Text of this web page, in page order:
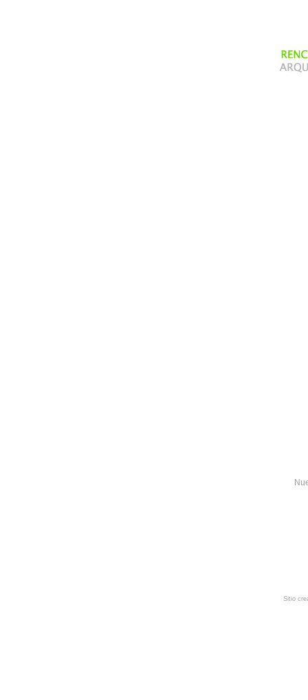
Sitio